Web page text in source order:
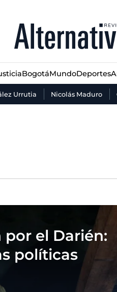
BogotáMundoDeportes
Urrutia Nicolás Maduro
BogotáMundo Deportes
por el Darién:
políticas